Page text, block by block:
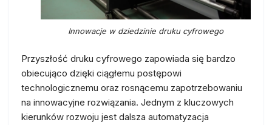
Innowacje w dziedzinie druku cyfrowego
Przyszłość druku cyfrowego zapowiada się bardzo
obiecująco dzięki ciągłemu postępowi
technologicznemu oraz rosnącemu zapotrzebowaniu
na innowacyjne rozwiązania. Jednym z kluczowych
kierunków rozwoju jest dalsza automatyzacja